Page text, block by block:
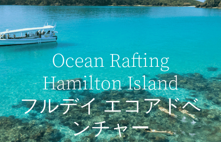
Ocean Rafting
Hamilton Island
フルデイ エコアドベ
ンチャー